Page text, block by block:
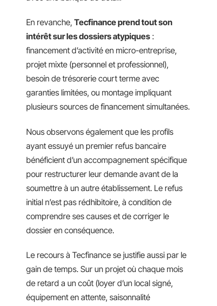
En revanche, Tecfinance prend tout son
intérêt sur les dossiers atypiques :
financement d’activité en micro-entreprise,
projet mixte (personnel et professionnel),
besoin de trésorerie court terme avec
garanties limitées, ou montage impliquant
plusieurs sources de financement simultanées.
Nous observons également que les profils
ayant essuyé un premier refus bancaire
bénéficient d’un accompagnement spécifique
pour restructurer leur demande avant de la
soumettre à un autre établissement. Le refus
initial n’est pas rédhibitoire, à condition de
comprendre ses causes et de corriger le
dossier en conséquence.
Le recours à Tecfinance se justifie aussi par le
gain de temps. Sur un projet où chaque mois
de retard a un coût (loyer d’un local signé,
équipement en attente, saisonnalité